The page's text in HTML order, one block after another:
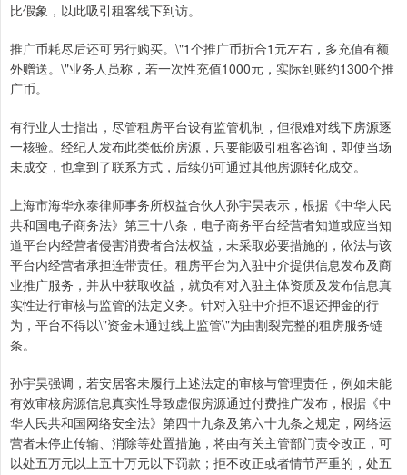
比假象，以此吸引租客线下到访。
推广币耗尽后还可另行购买。\"1个推广币折合1元左右，多充值有额
外赠送。\"业务人员称，若一次性充值1000元，实际到账约1300个推
广币。
有行业人士指出，尽管租房平台设有监管机制，但很难对线下房源逐
一核验。经纪人发布此类低价房源，只要能吸引租客咨询，即使当场
未成交，也拿到了联系方式，后续仍可通过其他房源转化成交。
上海市海华永泰律师事务所权益合伙人孙宇昊表示，根据《中华人民
共和国电子商务法》第三十八条，电子商务平台经营者知道或应当知
道平台内经营者侵害消费者合法权益，未采取必要措施的，依法与该
平台内经营者承担连带责任。租房平台为入驻中介提供信息发布及商
业推广服务，并从中获取收益，就负有对入驻主体资质及发布信息真
实性进行审核与监管的法定义务。针对入驻中介拒不退还押金的行
为，平台不得以\"资金未通过线上监管\"为由割裂完整的租房服务链
条。
孙宇昊强调，若安居客未履行上述法定的审核与管理责任，例如未能
有效审核房源信息真实性导致虚假房源通过付费推广发布，根据《中
华人民共和国网络安全法》第四十九条及第六十九条之规定，网络运
营者未停止传输、消除等处置措施，将由有关主管部门责令改正，可
以处五万元以上五十万元以下罚款；拒不改正或者情节严重的，处五